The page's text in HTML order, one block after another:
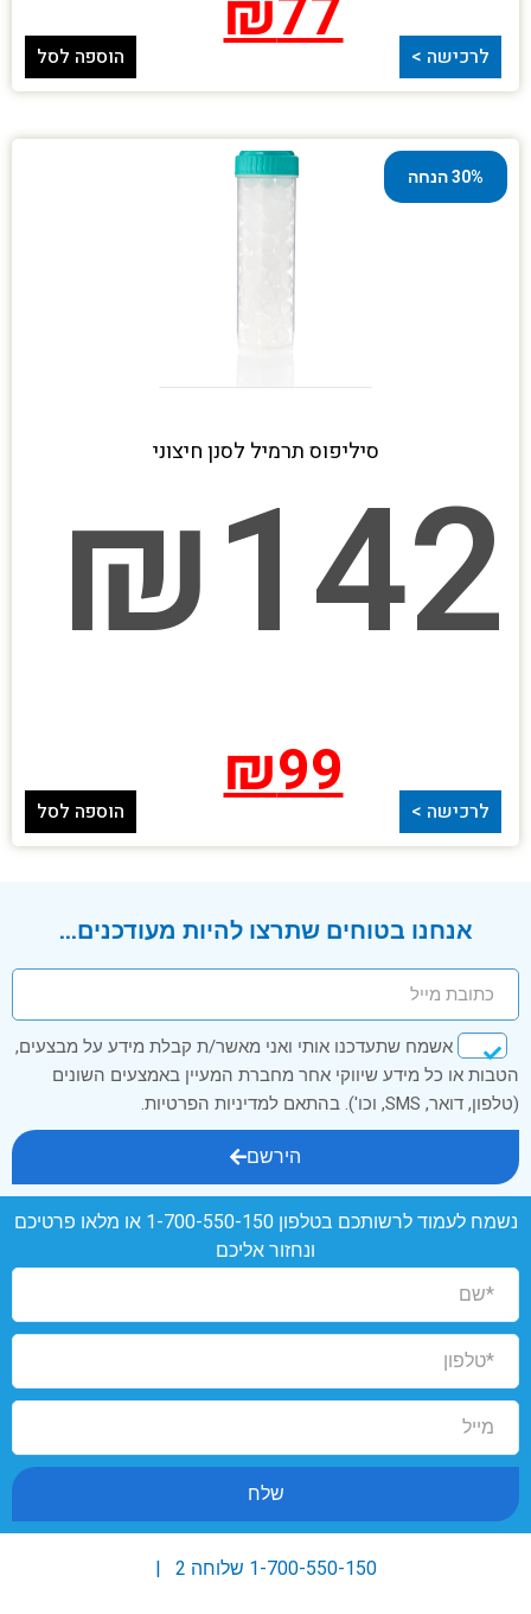
הוספה לסל לרכישה >
30% הנחה
סיליפוס תרמיל לסנן חיצוני₪142
₪99 הוספה לסל לרכישה >
אנחנו בטוחים שתרצו להיות מעודכנים...
אשמח שתעדכנו אותי ואני מאשר/ת קבלת מידע על מבצעים,
הטבות או כל מידע שיווקי אחר מחברת המעיין באמצעים השונים
(טלפון, דואר, SMS, וכו'). בהתאם למדיניות הפרטיות.
הירשם
נשמח לעמוד לרשותכם בטלפון1-700-550-150 או מלאו פרטיכם
ונחזור אליכם
שלח
1-700-550-150 שלוחה 2 |